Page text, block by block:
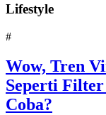
Lifestyle
#
Wow, Tren
Seperti Filter
Coba?